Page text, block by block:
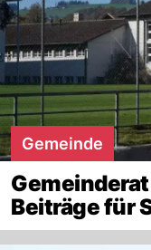
Gemeinde
Beiträge für